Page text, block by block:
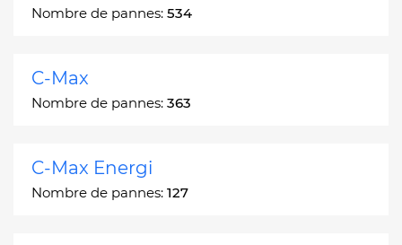
Nombre de pannes: 534
C-Max
Nombre de pannes: 363
C-Max Energi
Nombre de pannes: 127